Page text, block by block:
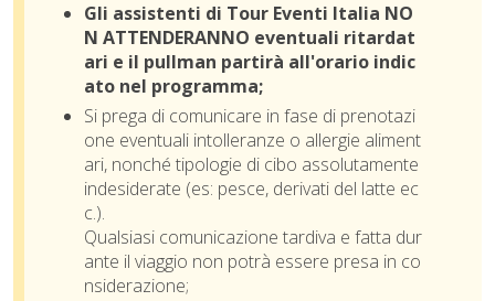
Gli assistenti di Tour Eventi Italia NO
N ATTENDERANNO eventuali ritardat
ari e il pullman partirà all'orario indic
ato nel programma;
Si prega di comunicare in fase di prenotazi
one eventuali intolleranze o allergie aliment
ari, nonché tipologie di cibo assolutamente
indesiderate (es: pesce, derivati del latte ec
c.).
Qualsiasi comunicazione tardiva e fatta dur
ante il viaggio non potrà essere presa in co
nsiderazione;